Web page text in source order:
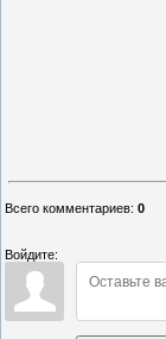
Всего комментариев: 0
Войдите: